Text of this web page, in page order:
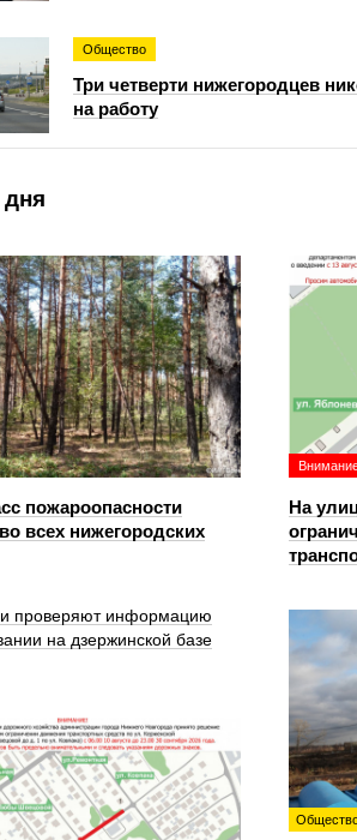
Общество
Три четверти нижегородцев
на работу
дня
пожароопасности
всех нижегородских
На
проверяют информацию
на дзержинской базе